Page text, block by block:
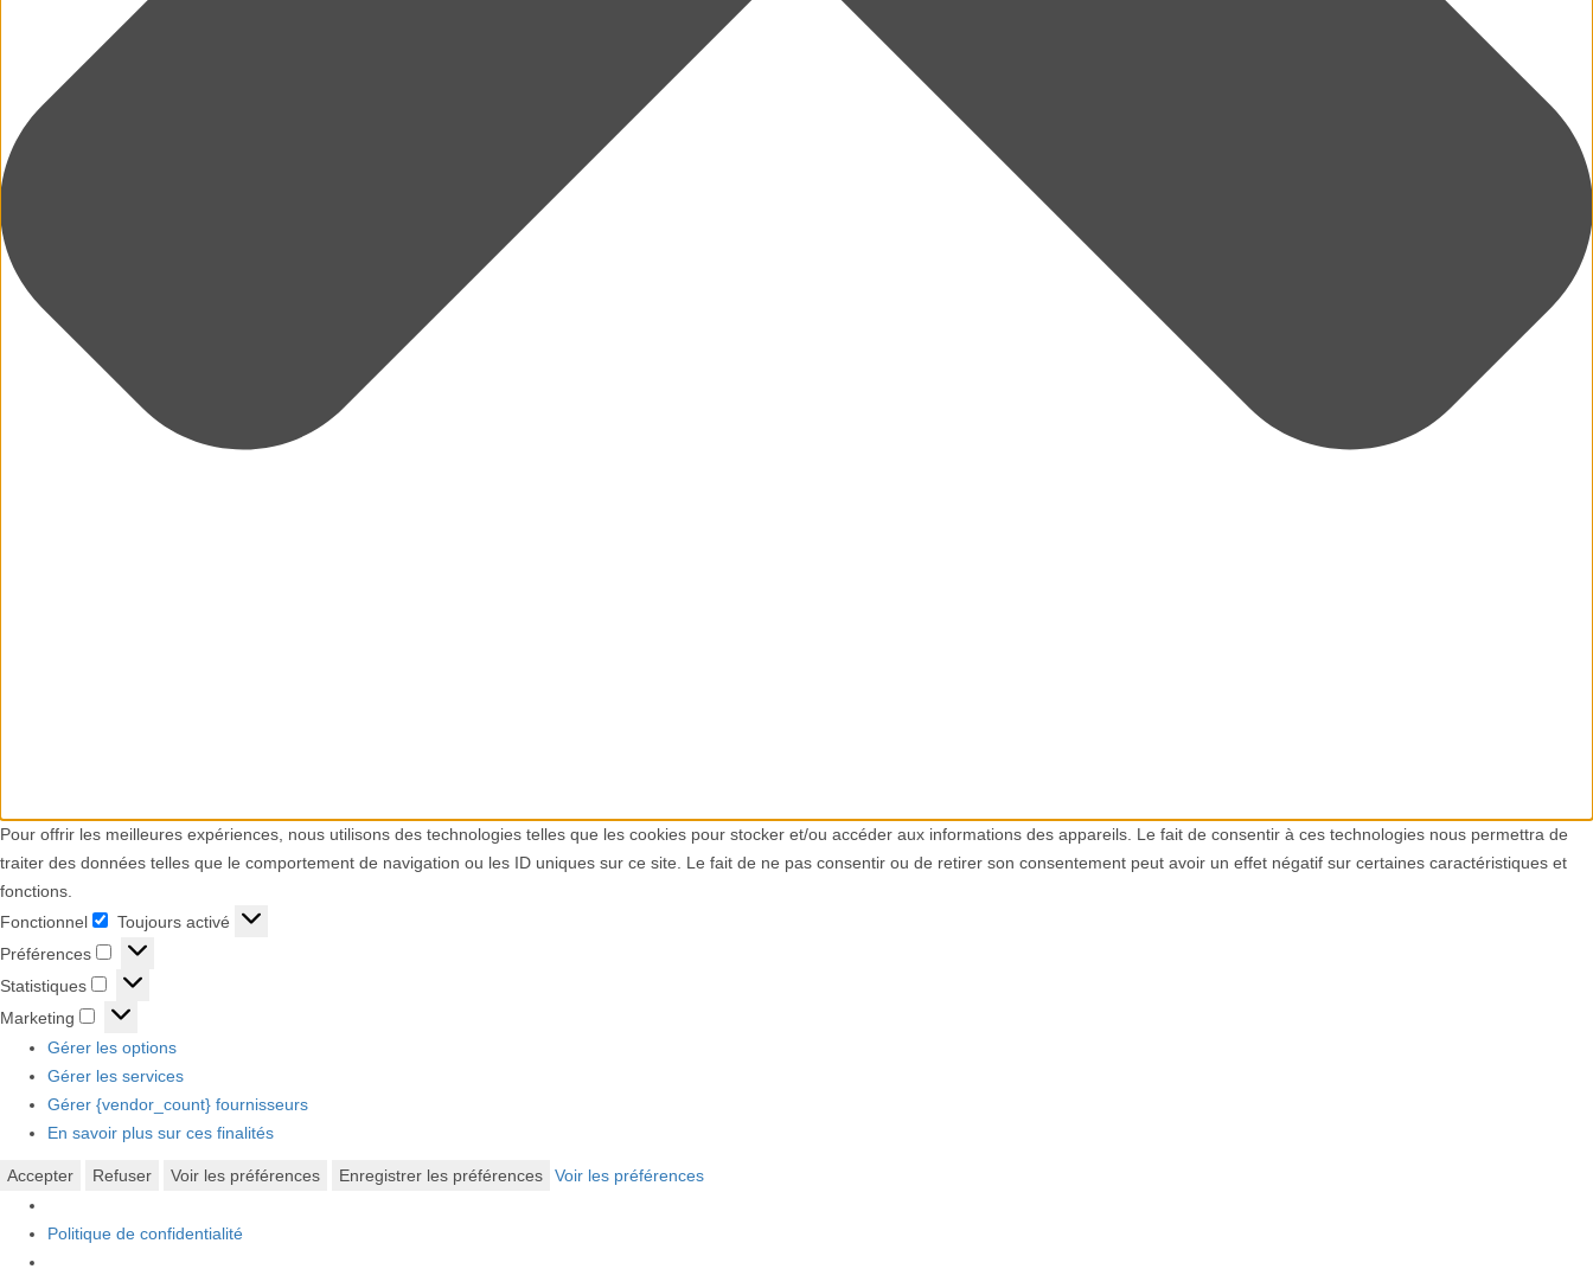
Pour offrir les meilleures expériences, nous utilisons des technologies telles que les cookies pour stocker et/ou accéder aux informations des appareils. Le fait de consentir à ces technologies nous permettra de
traiter des données telles que le comportement de navigation ou les ID uniques sur ce site. Le fait de ne pas consentir ou de retirer son consentement peut avoir un effet négatif sur certaines caractéristiques et
fonctions.
Fonctionnel
Fonctionnel
Toujours activé
Préférences
Statistiques
Marketing
Gérer les options
Gérer les services
Gérer {vendor_count} fournisseurs
En savoir plus sur ces finalités
Accepter Refuser Voir les préférences Enregistrer les préférences Voir les préférences
Politique de confidentialité